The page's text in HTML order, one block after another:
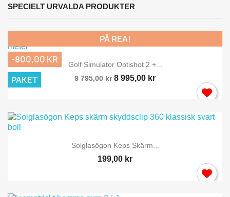
SPECIELT URVALDA PRODUKTER
Golf Simulator Optishot 2 +...
9 795,00 kr 8 995,00 kr
PÅ REA!
-800,00 KR
PAKET
Solglasögon Keps Skärm...
199,00 kr